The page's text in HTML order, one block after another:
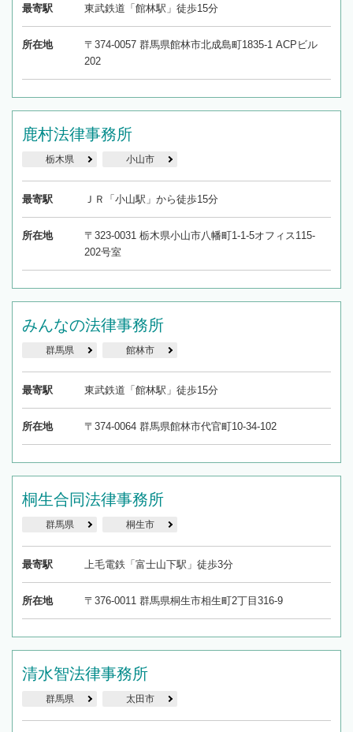
最寄駅 東武鉄道「館林駅」徒歩15分
所在地
〒374-0057 群馬県館林市北成島町1835-1 ACPビル
202
鹿村法律事務所
栃木県 小山市
最寄駅 ＪＲ「小山駅」から徒歩15分
所在地
〒323-0031 栃木県小山市八幡町1-1-5オフィス115-
202号室
みんなの法律事務所
群馬県 館林市
最寄駅 東武鉄道「館林駅」徒歩15分
所在地 〒374-0064 群馬県館林市代官町10-34-102
桐生合同法律事務所
群馬県 桐生市
最寄駅 上毛電鉄「富士山下駅」徒歩3分
所在地 〒376-0011 群馬県桐生市相生町2丁目316-9
清水智法律事務所
群馬県 太田市